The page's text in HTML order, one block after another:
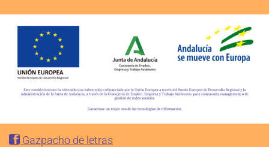
Gazpacho de letras